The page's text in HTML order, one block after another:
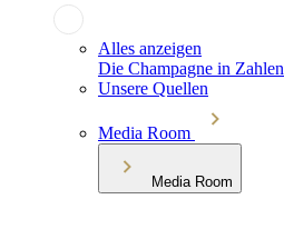
Alles anzeigen
Die Champagne in Zahlen
Unsere Quellen
Media Room
Media Room